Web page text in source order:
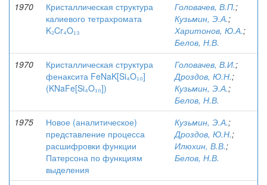
1970
Кристаллическая структура
калиевого тетрахромата
K₂Cr₄O₁₃
Головачев, В.П.;
Кузьмин, Э.А.;
Харитонов, Ю.А.;
Белов, Н.В.
1970
Кристаллическая структура
фенаксита FeNaK[Si₄O₁₀]
(KNaFe[Si₄O₁₀])
Головачев, В.И.;
Дроздов, Ю.Н.;
Кузьмин, Э.А.;
Белов, Н.В.
1975
Новое (аналитическое)
представление процесса
расшифровки функции
Патерсона по функциям
выделения
Кузьмин, Э.А.;
Дроздов, Ю.Н.;
Илюхин, В.В.;
Белов, Н.В.